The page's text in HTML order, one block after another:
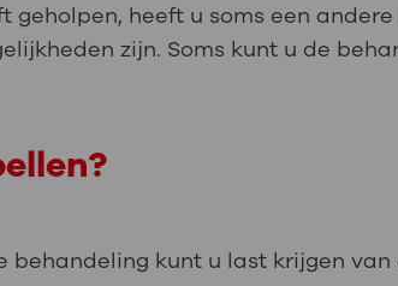
geholpen, heeft u soms een
zijn. Soms kunt u de
behandeling kunt u last krijgen